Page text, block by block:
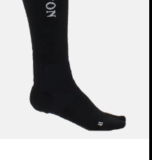
Socken
Herren